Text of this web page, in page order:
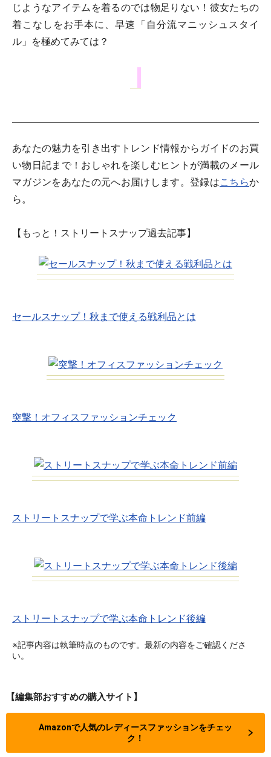
じようなアイテムを着るのでは物足りない！彼女たちの
着こなしをお手本に、早速「自分流マニッシュスタイ
ル」を極めてみては？
あなたの魅力を引き出すトレンド情報からガイドのお買
い物日記まで！おしゃれを楽しむヒントが満載のメール
マガジンをあなたの元へお届けします。登録はこちらか
ら。
【もっと！ストリートスナップ過去記事】
セールスナップ！秋まで使える戦利品とは
突撃！オフィスファッションチェック
ストリートスナップで学ぶ本命トレンド前編
ストリートスナップで学ぶ本命トレンド後編
※記事内容は執筆時点のものです。最新の内容をご確認くださ
い。
【編集部おすすめの購入サイト】
Amazonで人気のレディースファッションをチェッ
ク！